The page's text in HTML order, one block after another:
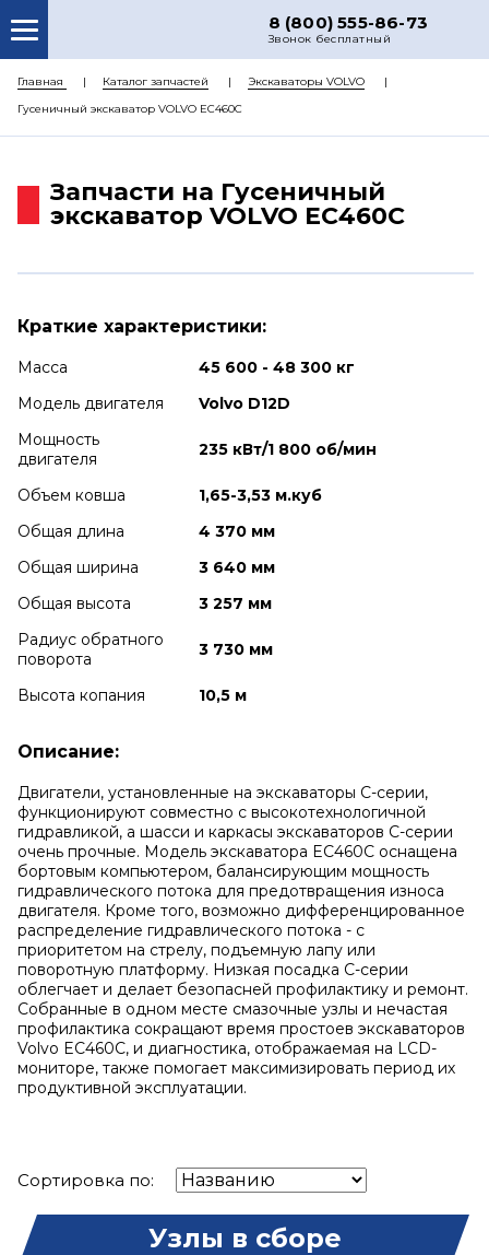
8 (800) 555-86-73
Звонок бесплатный
О НАС
КАТАЛОГ ЗАПЧАСТЕЙ
ДОСТАВКА
Главная Каталог запчастей
Экскаваторы VOLVO
Гусеничный экскаватор VOLVO EC460C
Запчасти на Гусеничный
экскаватор VOLVO EC460C
Краткие характеристики:
Масса
45 600 - 48 300 кг
Модель двигателя
Volvo D12D
Мощность
двигателя
235 кВт/1 800 об/мин
Объем ковша
1,65-3,53 м.куб
Общая длина
4 370 мм
Общая ширина
3 640 мм
Общая высота
3 257 мм
Радиус обратного
поворота
3 730 мм
Высота копания 10,5 м
Описание:
Двигатели, установленные на экскаваторы С-серии,
функционируют совместно с высокотехнологичной
гидравликой, а шасси и каркасы экскаваторов С-серии
очень прочные. Модель экскаватора EC460C оснащена
бортовым компьютером, балансирующим мощность
гидравлического потока для предотвращения износа
двигателя. Кроме того, возможно дифференцированное
распределение гидравлического потока - с
приоритетом на стрелу, подъемную лапу или
поворотную платформу. Низкая посадка С-серии
облегчает и делает безопасней профилактику и ремонт.
Собранные в одном месте смазочные узлы и нечастая
профилактика сокращают время простоев экскаваторов
Volvo EC460C, и диагностика, отображаемая на LCD-
мониторе, также помогает максимизировать период их
продуктивной эксплуатации.
Сортировка по:
Узлы в сборе